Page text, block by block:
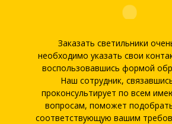
Заказать светильники
необходимо указать свои
воспользовавшись формой
Наш сотрудник,
проконсультирует по всем
вопросам, поможет
соответствующую вашим